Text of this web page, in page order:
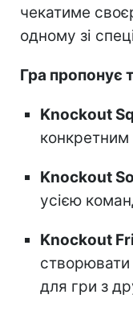
чекатиме
одному зі
Гра пропонує
Knockout
конкретним
Knockout
усією
Knockout
створювати
для гри з